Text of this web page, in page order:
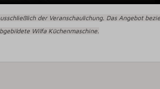
der Veranschaulichung. Das Angebot
Wilfa Küchenmaschine.